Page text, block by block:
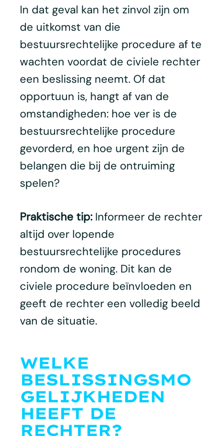
In dat geval kan het zinvol zijn om
de uitkomst van die
bestuursrechtelijke procedure af te
wachten voordat de civiele rechter
een beslissing neemt. Of dat
opportuun is, hangt af van de
omstandigheden: hoe ver is de
bestuursrechtelijke procedure
gevorderd, en hoe urgent zijn de
belangen die bij de ontruiming
spelen?
Praktische tip:Informeer de rechter
altijd over lopende
bestuursrechtelijke procedures
rondom de woning. Dit kan de
civiele procedure beïnvloeden en
geeft de rechter een volledig beeld
van de situatie.
WELKE
BESLISSINGSMO
GELIJKHEDEN
HEEFT DE
RECHTER?